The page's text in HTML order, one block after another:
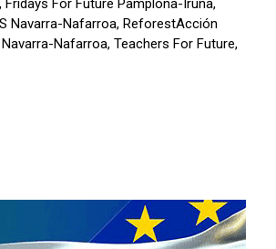
Fridays For Future Pamplona-Iruña,
Navarra-Nafarroa, ReforestAcción
Nafarroa, Teachers For Future,